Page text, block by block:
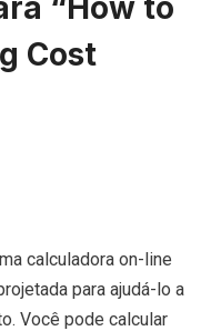
Cost
calculadora on-line
para ajudá-lo a
Você pode calcular